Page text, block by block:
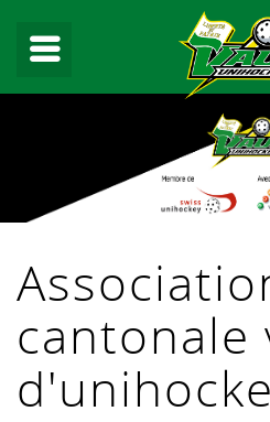
cantonale